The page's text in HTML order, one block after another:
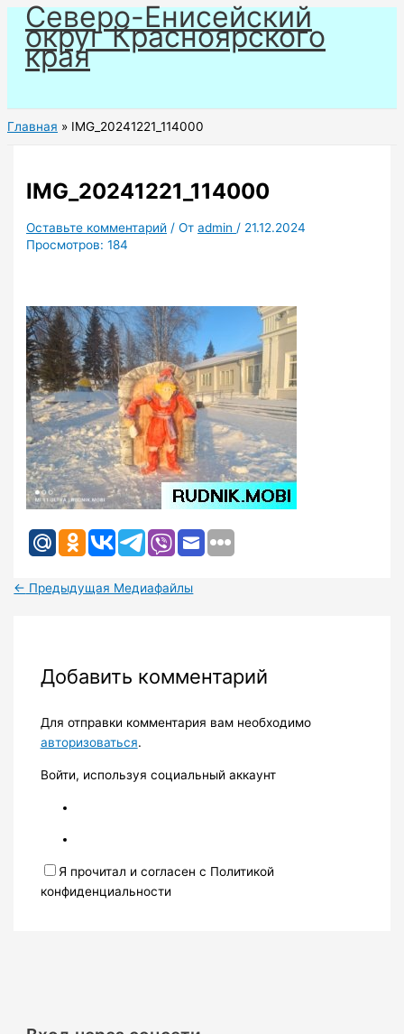
Перейти
содержимому
Северо-Енисейский
округ Красноярского
края
Главная IMG_20241221_114000
IMG_20241221_114000
Оставьте комментарий / Отadmin / 21.12.2024
Просмотров: 184
← Предыдущая Медиафайлы
Добавить комментарий
Для отправки комментария вам необходимо
авторизоваться.
Войти, используя социальный аккаунт
Я прочитал и согласен с Политикой
конфиденциальности